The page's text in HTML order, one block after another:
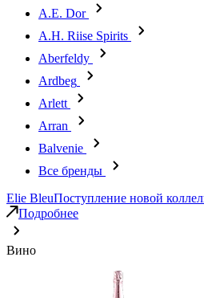
A.E. Dor
A.H. Riise Spirits
Aberfeldy
Ardbeg
Arlett
Arran
Balvenie
Все бренды
Elie BleuПоступление новой
Подробнее
Вино